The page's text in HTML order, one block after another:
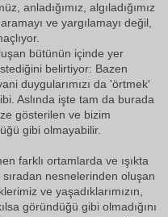
anladığımız, algıladığımız
ve yargılamayı değil,
bütünün içinde yer
belirtiyor: Bazen
duygularımızı da 'örtmek'
Aslında işte tam da burada
gösterilen ve bizim
gibi olmayabilir.
farklı ortamlarda ve ışıkta
sıradan nesnelerinden oluşan
ve yaşadıklarımızın,
göründüğü gibi olmadığını